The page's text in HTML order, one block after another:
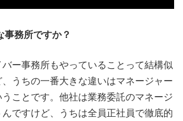
務所ですか？
ー事務所もやっていることって結構似
うちの一番大きな違いはマネージャー
ことです。他社は業務委託のマネージ
ですけど、うちは全員正社員で徹底的